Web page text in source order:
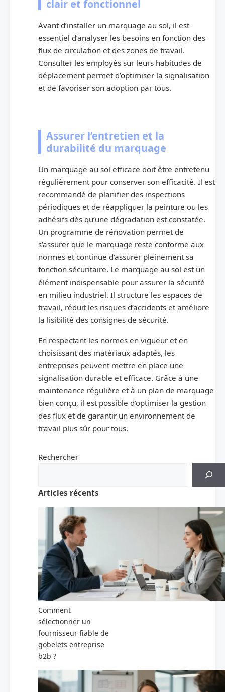
clair et fonctionnel
Avant d’installer un marquage au sol, il est
essentiel d’analyser les besoins en fonction des
flux de circulation et des zones de travail.
Consulter les employés sur leurs habitudes de
déplacement permet d’optimiser la signalisation
et de favoriser son adoption par tous.
Assurer l’entretien et la
durabilité du marquage
Un marquage au sol efficace doit être entretenu
régulièrement pour conserver son efficacité. Il est
recommandé de planifier des inspections
périodiques et de réappliquer la peinture ou les
adhésifs dès qu’une dégradation est constatée.
Un programme de rénovation permet de
s’assurer que le marquage reste conforme aux
normes et continue d’assurer pleinement sa
fonction sécuritaire. Le marquage au sol est un
élément indispensable pour assurer la sécurité
en milieu industriel. Il structure les espaces de
travail, réduit les risques d’accidents et améliore
la lisibilité des consignes de sécurité.
En respectant les normes en vigueur et en
choisissant des matériaux adaptés, les
entreprises peuvent mettre en place une
signalisation durable et efficace. Grâce à une
maintenance régulière et à un plan de marquage
bien conçu, il est possible d’optimiser la gestion
des flux et de garantir un environnement de
travail plus sûr pour tous.
Rechercher
Articles récents
Comment
sélectionner un
fournisseur fiable de
gobelets entreprise
b2b ?